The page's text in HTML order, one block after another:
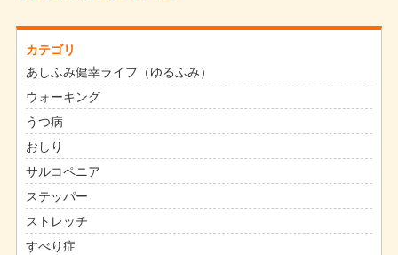
カテゴリ
あしふみ健幸ライフ（ゆるふみ）
ウォーキング
うつ病
おしり
サルコペニア
ステッパー
ストレッチ
すべり症